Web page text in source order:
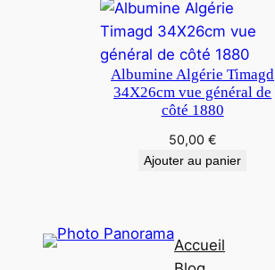
Albumine Algérie Timagd
34X26cm vue général de
côté 1880
50,00 €
Ajouter au panier
Accueil